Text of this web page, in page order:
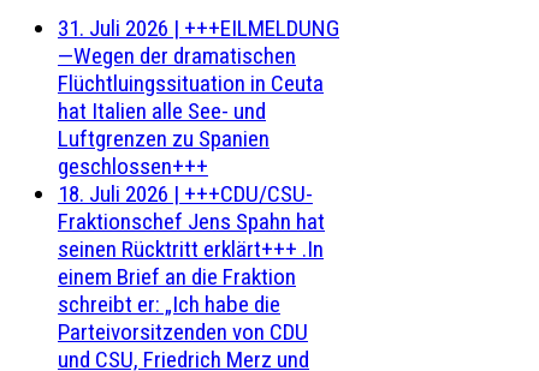
31. Juli 2026 | +++EILMELDUNG
—Wegen der dramatischen
Flüchtluingssituation in Ceuta
hat Italien alle See- und
Luftgrenzen zu Spanien
geschlossen+++
18. Juli 2026 | +++CDU/CSU-
Fraktionschef Jens Spahn hat
seinen Rücktritt erklärt+++ .In
einem Brief an die Fraktion
schreibt er: „Ich habe die
Parteivorsitzenden von CDU
und CSU, Friedrich Merz und